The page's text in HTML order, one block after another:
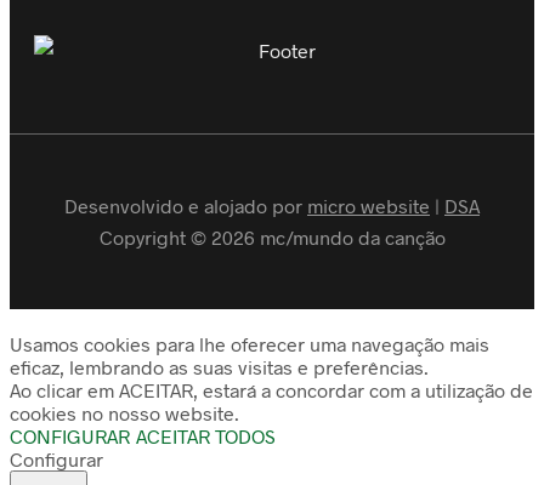
Desenvolvido e alojado por micro website | DSA
Copyright © 2026 mc/mundo da canção
Usamos cookies para lhe oferecer uma navegação mais
eficaz, lembrando as suas visitas e preferências.
Ao clicar em ACEITAR, estará a concordar com a utilização de
cookies no nosso website.
CONFIGURAR ACEITAR TODOS
Configurar